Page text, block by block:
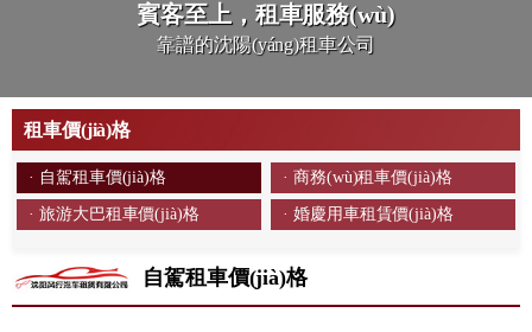
賓客至上，租車服務(wù)
靠譜的沈陽(yáng)租車公司
租車價(jià)格
· 自駕租車價(jià)格 · 商務(wù)租車價(jià)格
· 旅游大巴租車價(jià)格 · 婚慶用車租賃價(jià)格
自駕租車價(jià)格